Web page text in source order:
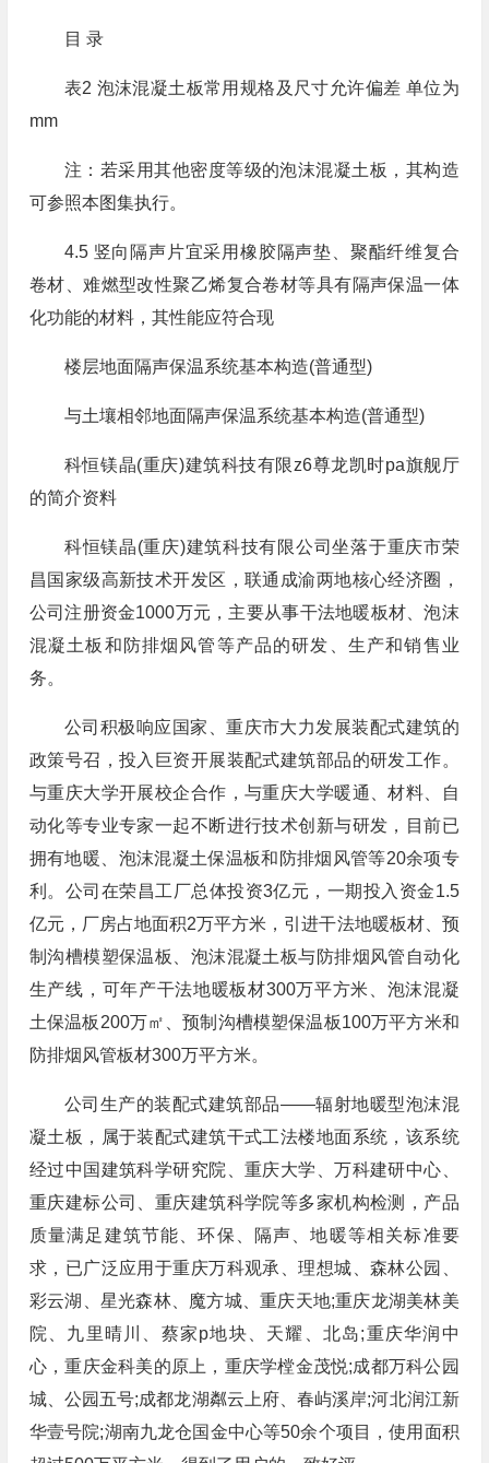
目 录
表2 泡沫混凝土板常用规格及尺寸允许偏差 单位为
mm
注：若采用其他密度等级的泡沫混凝土板，其构造
可参照本图集执行。
4.5 竖向隔声片宜采用橡胶隔声垫、聚酯纤维复合
卷材、难燃型改性聚乙烯复合卷材等具有隔声保温一体
化功能的材料，其性能应符合现
楼层地面隔声保温系统基本构造(普通型)
与土壤相邻地面隔声保温系统基本构造(普通型)
科恒镁晶(重庆)建筑科技有限z6尊龙凯时pa旗舰厅
的简介资料
科恒镁晶(重庆)建筑科技有限公司坐落于重庆市荣
昌国家级高新技术开发区，联通成渝两地核心经济圈，
公司注册资金1000万元，主要从事干法地暖板材、泡沫
混凝土板和防排烟风管等产品的研发、生产和销售业
务。
公司积极响应国家、重庆市大力发展装配式建筑的
政策号召，投入巨资开展装配式建筑部品的研发工作。
与重庆大学开展校企合作，与重庆大学暖通、材料、自
动化等专业专家一起不断进行技术创新与研发，目前已
拥有地暖、泡沫混凝土保温板和防排烟风管等20余项专
利。公司在荣昌工厂总体投资3亿元，一期投入资金1.5
亿元，厂房占地面积2万平方米，引进干法地暖板材、预
制沟槽模塑保温板、泡沫混凝土板与防排烟风管自动化
生产线，可年产干法地暖板材300万平方米、泡沫混凝
土保温板200万㎡、预制沟槽模塑保温板100万平方米和
防排烟风管板材300万平方米。
公司生产的装配式建筑部品——辐射地暖型泡沫混
凝土板，属于装配式建筑干式工法楼地面系统，该系统
经过中国建筑科学研究院、重庆大学、万科建研中心、
重庆建标公司、重庆建筑科学院等多家机构检测，产品
质量满足建筑节能、环保、隔声、地暖等相关标准要
求，已广泛应用于重庆万科观承、理想城、森林公园、
彩云湖、星光森林、魔方城、重庆天地;重庆龙湖美林美
院、九里晴川、蔡家p地块、天耀、北岛;重庆华润中
心，重庆金科美的原上，重庆学樘金茂悦;成都万科公园
城、公园五号;成都龙湖粼云上府、春屿溪岸;河北润江新
华壹号院;湖南九龙仓国金中心等50余个项目，使用面积